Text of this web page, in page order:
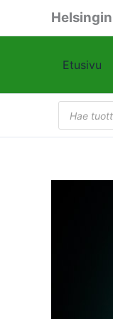
Etusivu
Products
search